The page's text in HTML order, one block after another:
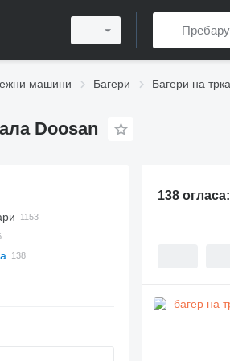
машини Багери Багери на
Doosan
138 огласа: